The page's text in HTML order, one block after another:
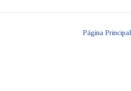
Página Principal